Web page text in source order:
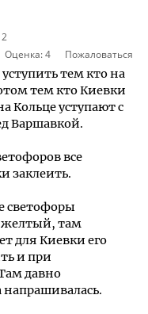
Оценка:4 Пожаловаться
тем кто на
тем кто Киевки
Кольце уступают с
Варшавкой.
все
заклеить.
светофоры
там
для Киевки его
и при
давно
напрашивалась.